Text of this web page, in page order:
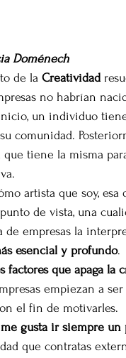
Doménech
de la Creatividad
no habrían
un individuo
comunidad.
que tiene la misma
artista que soy,
de vista, una
de empresas la
esencial y profundo.
factores que apaga la
empiezan a
el fin de motivarles.
gusta ir siempre
que contratas